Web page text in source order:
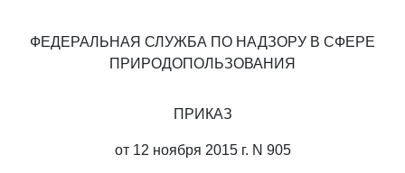
ФЕДЕРАЛЬНАЯ СЛУЖБА ПО НАДЗОРУ В СФЕРЕ
ПРИРОДОПОЛЬЗОВАНИЯ
ПРИКАЗ
от 12 ноября 2015 г. N 905